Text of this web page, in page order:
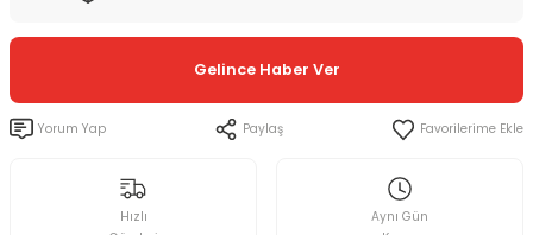
Gelince Haber Ver
Yorum Yap Paylaş
Hızlı
Aynı Gün